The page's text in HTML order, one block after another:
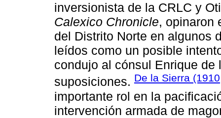
inversionista de la CRLC y
Calexico Chronicle, opinaron
del Distrito Norte en algunos
leídos como un posible
condujo al cónsul Enrique
suposiciones. De la Sierra
importante rol en la
intervención armada de